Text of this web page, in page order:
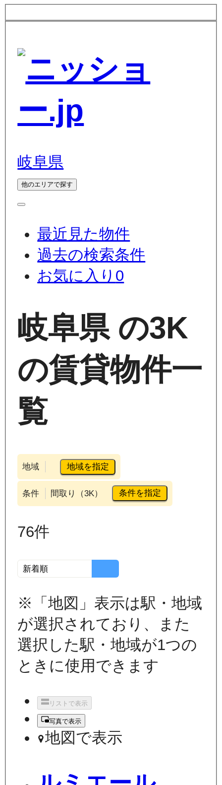
岐阜県
他のエリアで探す
最近見た物件
過去の検索条件
お気に入り 0
岐阜県 の3K
の賃貸物件一
覧
地域 地域を指定
条件 間取り（3K） 条件を指定
76件
※「地図」表示は駅・地域
が選択されており、また
選択した駅・地域が1つの
ときに使用できます
リストで表示
写真で表示
地図で表示